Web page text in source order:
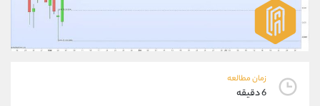
زمان مطالعه
6 دقیقه
09927779040
واتساپ شروع گفتگو
تلگرام @Armteam_admin_por
پشتیبان فروش